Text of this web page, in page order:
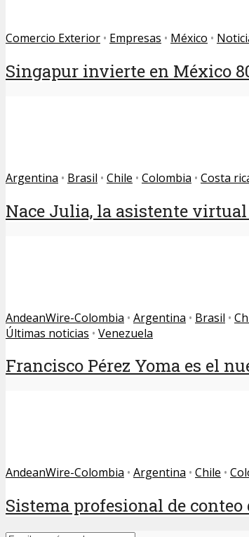
Comercio Exterior • Empresas • México •
Singapur invierte en México
Argentina • Brasil • Chile • Colombia • Costa
Nace Julia, la asistente
AndeanWire-Colombia • Argentina • Brasil •
Últimas noticias • Venezuela
Francisco Pérez Yoma es el
AndeanWire-Colombia • Argentina • Chile •
Sistema profesional de